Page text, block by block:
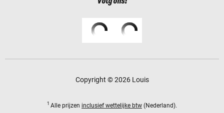
Copyright © 2026 Louis
1 Alle prijzen inclusief wettelijke btw (Nederland).